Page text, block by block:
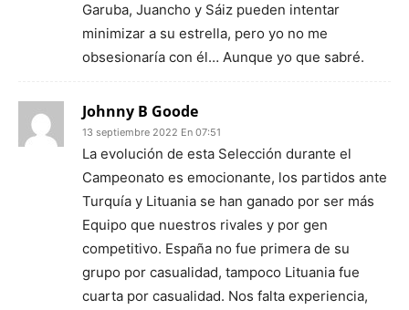
Garuba, Juancho y Sáiz pueden intentar
minimizar a su estrella, pero yo no me
obsesionaría con él… Aunque yo que sabré.
Johnny B Goode
13 septiembre 2022 En 07:51
La evolución de esta Selección durante el
Campeonato es emocionante, los partidos ante
Turquía y Lituania se han ganado por ser más
Equipo que nuestros rivales y por gen
competitivo. España no fue primera de su
grupo por casualidad, tampoco Lituania fue
cuarta por casualidad. Nos falta experiencia,